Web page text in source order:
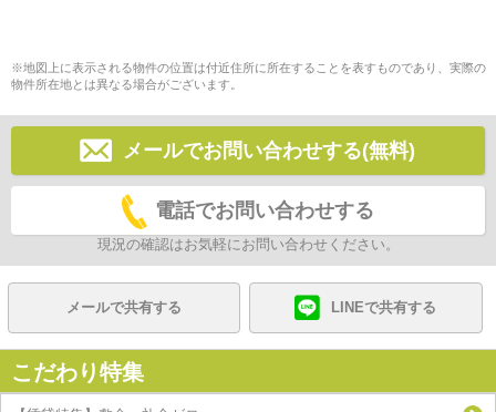
※地図上に表示される物件の位置は付近住所に所在することを表すものであり、実際の
物件所在地とは異なる場合がございます。
メールでお問い合わせする(無料)
電話でお問い合わせする
現況の確認はお気軽にお問い合わせください。
メールで共有する LINEで共有する
こだわり特集